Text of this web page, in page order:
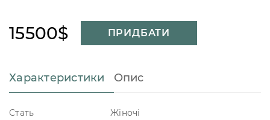
15500$ ПРИДБАТИ
Характеристики Опис
Стать Жіночі